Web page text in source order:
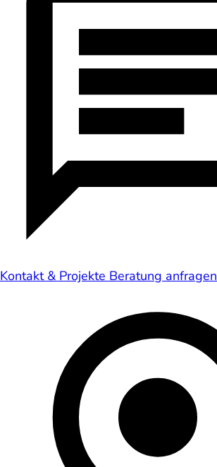
Kontakt & Projekte Beratung anfragen